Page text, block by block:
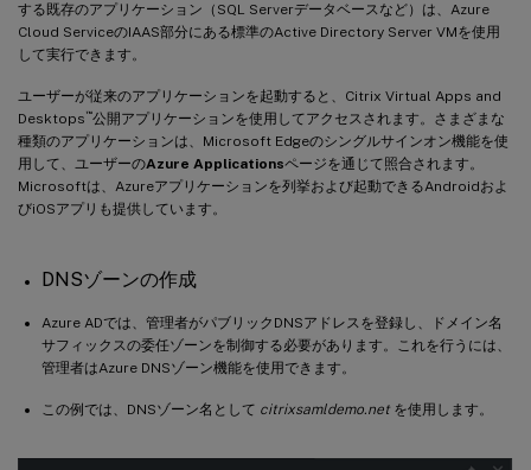
する既存のアプリケーション（SQL Serverデータベースなど）は、Azure
Cloud ServiceのIAAS部分にある標準のActive Directory Server VMを使用
して実行できます。
ユーザーが従来のアプリケーションを起動すると、Citrix Virtual Apps and
Desktops ™公開アプリケーションを使用してアクセスされます。さまざまな
種類のアプリケーションは、Microsoft Edgeのシングルサインオン機能を使
用して、ユーザーのAzure Applicationsページを通じて照合されます。
Microsoftは、Azureアプリケーションを列挙および起動できるAndroidおよ
びiOSアプリも提供しています。
DNSゾーンの作成
Azure ADでは、管理者がパブリックDNSアドレスを登録し、ドメイン名
サフィックスの委任ゾーンを制御する必要があります。これを行うには、
管理者はAzure DNSゾーン機能を使用できます。
この例では、DNSゾーン名として citrixsamldemo.netを使用します。